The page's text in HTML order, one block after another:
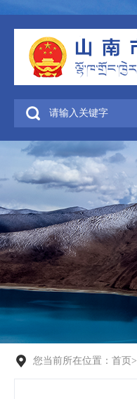
您当前所在位置： 首页 >